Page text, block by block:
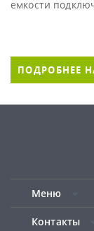
ПОДРОБНЕЕ
Меню
Контакты